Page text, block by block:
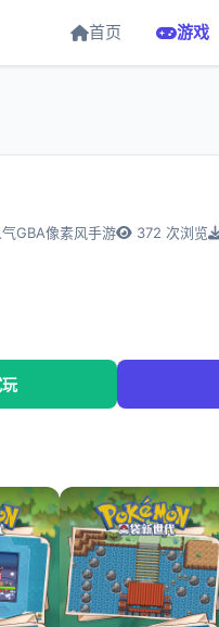
首页 游戏
GBA像素风手游 372 次浏览